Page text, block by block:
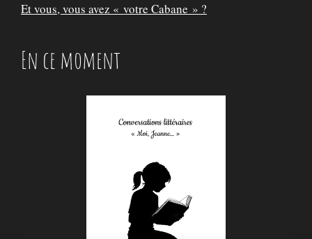
Et vous, vous avez « votre Cabane » ?
En ce moment